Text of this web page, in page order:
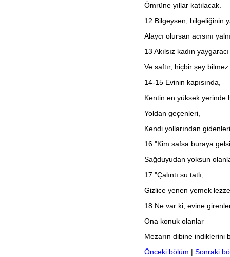
Ömrüne yıllar katılacak.
12 Bilgeysen, bilgeliğinin
Alaycı olursan acısını
13 Akılsız kadın yaygaracı
Ve saftır, hiçbir şey bilmez.
14-15 Evinin kapısında,
Kentin en yüksek yerinde
Yoldan geçenleri,
Kendi yollarından
16 "Kim safsa buraya
Sağduyudan yoksun
17 "Çalıntı su tatlı,
Gizlice yenen yemek
18 Ne var ki, evine
Ona konuk olanlar
Mezarın dibine indiklerini
Önceki bölüm | Sonraki